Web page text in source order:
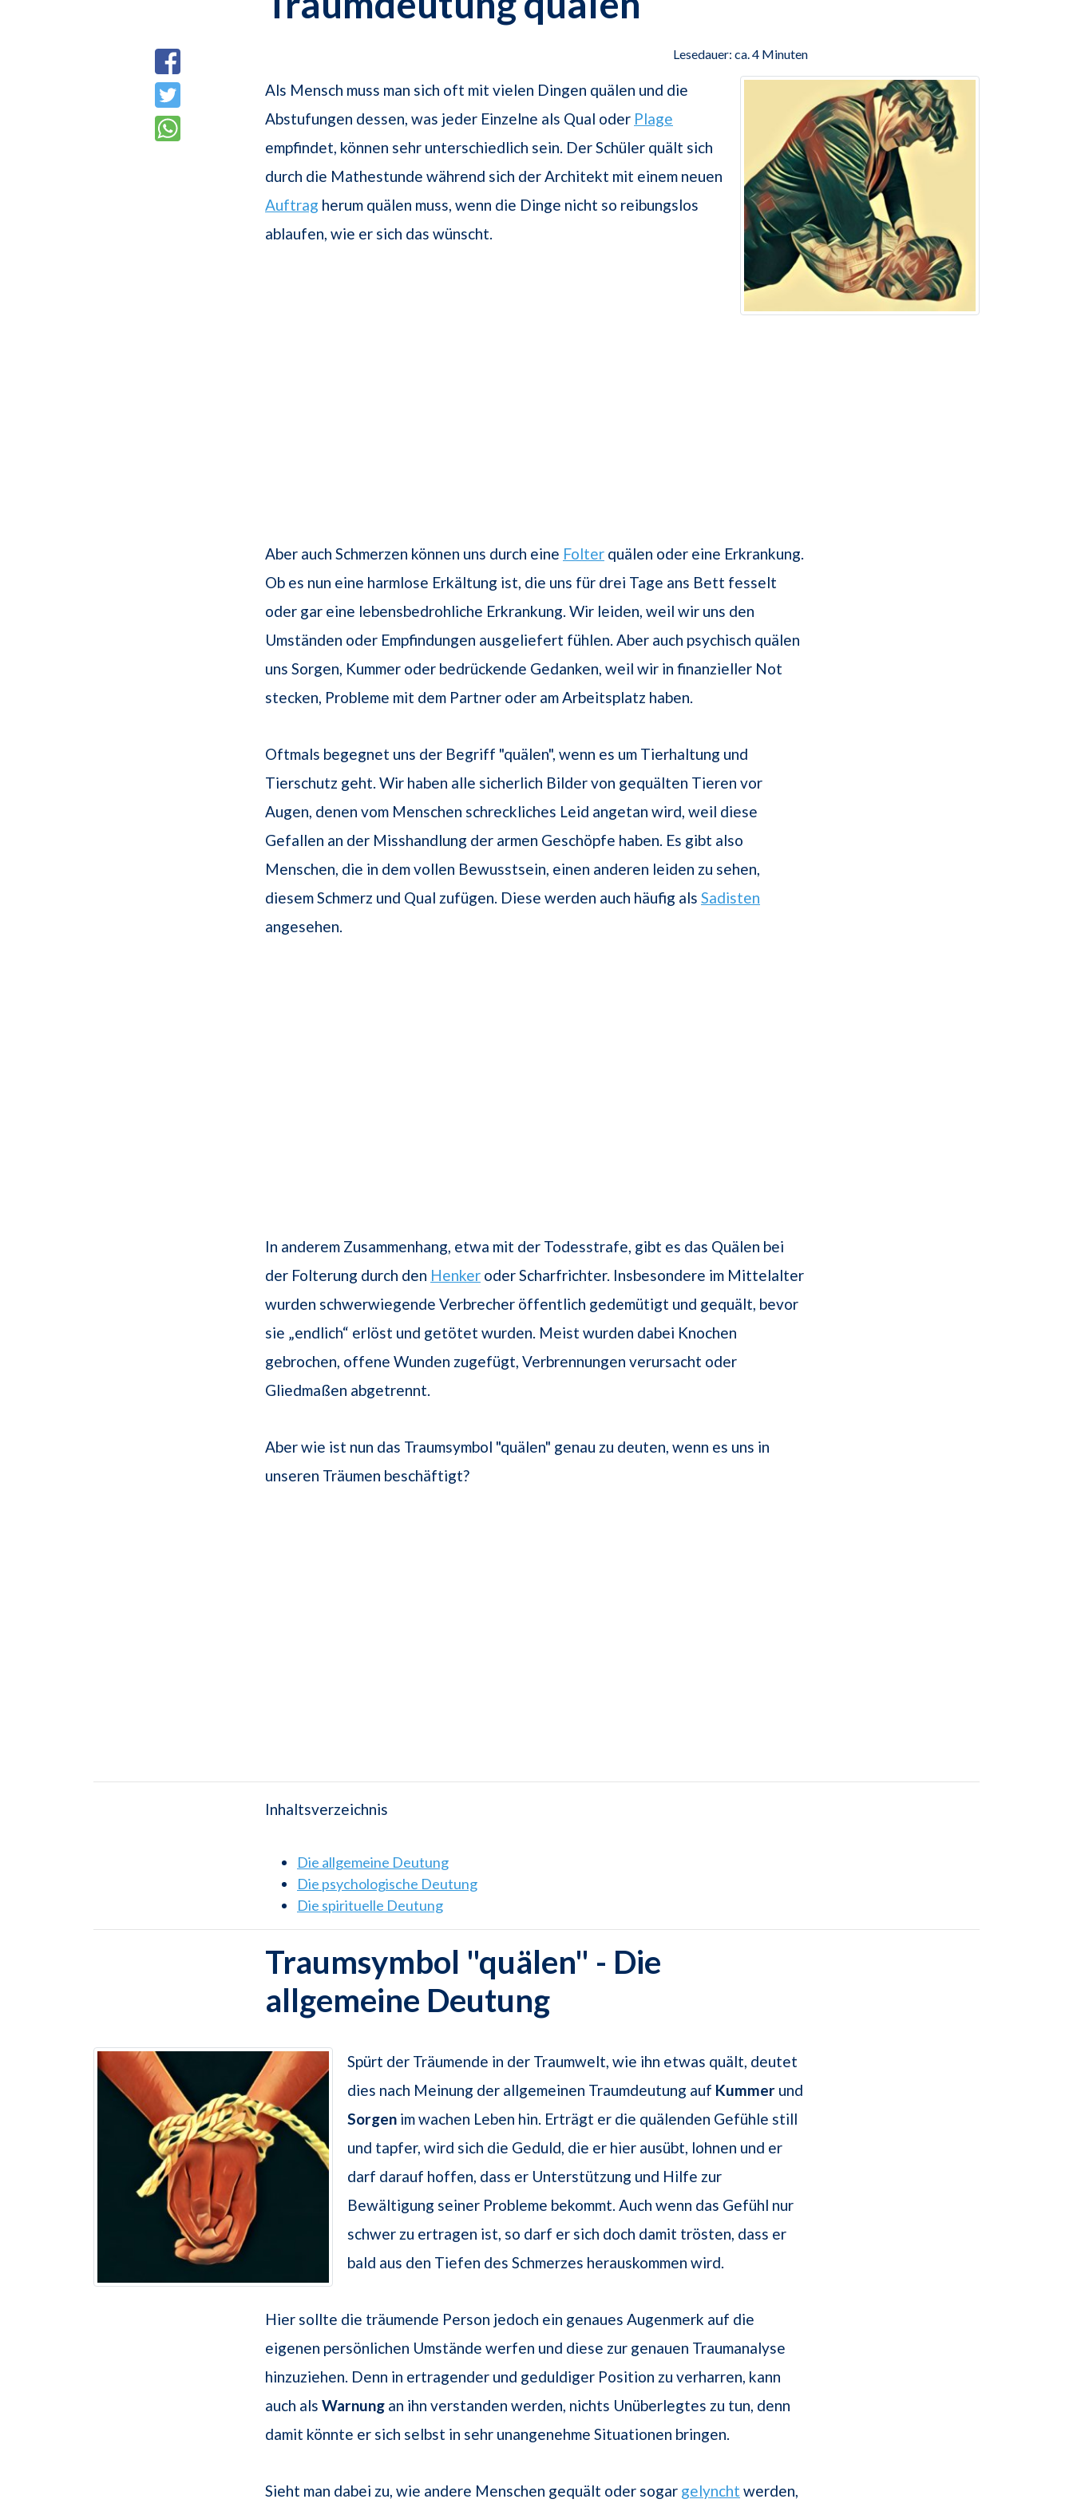
Lesedauer: ca. 4 Minuten
Als Mensch muss man sich oft mit vielen Dingen quälen und die
Abstufungen dessen, was jeder Einzelne als Qual oder Plage
empfindet, können sehr unterschiedlich sein. Der Schüler quält sich
durch die Mathestunde während sich der Architekt mit einem neuen
Auftrag herum quälen muss, wenn die Dinge nicht so reibungslos
ablaufen, wie er sich das wünscht.
Aber auch Schmerzen können uns durch eine Folter quälen oder eine Erkrankung.
Ob es nun eine harmlose Erkältung ist, die uns für drei Tage ans Bett fesselt
oder gar eine lebensbedrohliche Erkrankung. Wir leiden, weil wir uns den
Umständen oder Empfindungen ausgeliefert fühlen. Aber auch psychisch quälen
uns Sorgen, Kummer oder bedrückende Gedanken, weil wir in finanzieller Not
stecken, Probleme mit dem Partner oder am Arbeitsplatz haben.
Oftmals begegnet uns der Begriff "quälen", wenn es um Tierhaltung und
Tierschutz geht. Wir haben alle sicherlich Bilder von gequälten Tieren vor
Augen, denen vom Menschen schreckliches Leid angetan wird, weil diese
Gefallen an der Misshandlung der armen Geschöpfe haben. Es gibt also
Menschen, die in dem vollen Bewusstsein, einen anderen leiden zu sehen,
diesem Schmerz und Qual zufügen. Diese werden auch häufig als Sadisten
angesehen.
In anderem Zusammenhang, etwa mit der Todesstrafe, gibt es das Quälen bei
der Folterung durch den Henker oder Scharfrichter. Insbesondere im Mittelalter
wurden schwerwiegende Verbrecher öffentlich gedemütigt und gequält, bevor
sie „endlich“ erlöst und getötet wurden. Meist wurden dabei Knochen
gebrochen, offene Wunden zugefügt, Verbrennungen verursacht oder
Gliedmaßen abgetrennt.
Aber wie ist nun das Traumsymbol "quälen" genau zu deuten, wenn es uns in
unseren Träumen beschäftigt?
Inhaltsverzeichnis
Die allgemeine Deutung
Die psychologische Deutung
Die spirituelle Deutung
Traumsymbol "quälen" - Die
allgemeine Deutung
Spürt der Träumende in der Traumwelt, wie ihn etwas quält, deutet
dies nach Meinung der allgemeinen Traumdeutung auf Kummer und
Sorgen im wachen Leben hin. Erträgt er die quälenden Gefühle still
und tapfer, wird sich die Geduld, die er hier ausübt, lohnen und er
darf darauf hoffen, dass er Unterstützung und Hilfe zur
Bewältigung seiner Probleme bekommt. Auch wenn das Gefühl nur
schwer zu ertragen ist, so darf er sich doch damit trösten, dass er
bald aus den Tiefen des Schmerzes herauskommen wird.
Hier sollte die träumende Person jedoch ein genaues Augenmerk auf die
eigenen persönlichen Umstände werfen und diese zur genauen Traumanalyse
hinzuziehen. Denn in ertragender und geduldiger Position zu verharren, kann
auch als Warnung an ihn verstanden werden, nichts Unüberlegtes zu tun, denn
damit könnte er sich selbst in sehr unangenehme Situationen bringen.
Sieht man dabei zu, wie andere Menschen gequält oder sogar gelyncht werden,